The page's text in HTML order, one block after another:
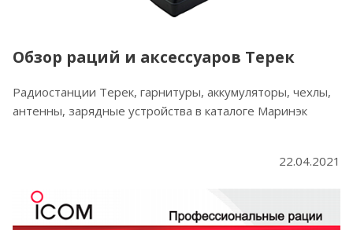
Обзор раций и аксессуаров Терек
Радиостанции Терек, гарнитуры, аккумуляторы, чехлы,
антенны, зарядные устройства в каталоге Маринэк
22.04.2021